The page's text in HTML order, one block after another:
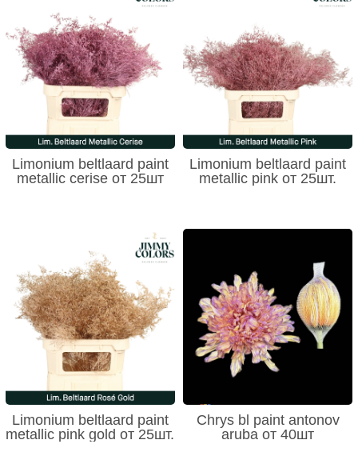
Limonium beltlaard paint
metallic cerise от 25шт
Limonium beltlaard paint
metallic pink от 25шт.
Limonium beltlaard paint
metallic pink gold от 25шт.
Chrys bl paint antonov
aruba от 40шт